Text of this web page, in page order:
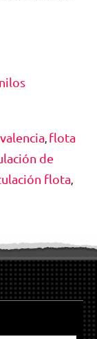
, flota
de
flota,